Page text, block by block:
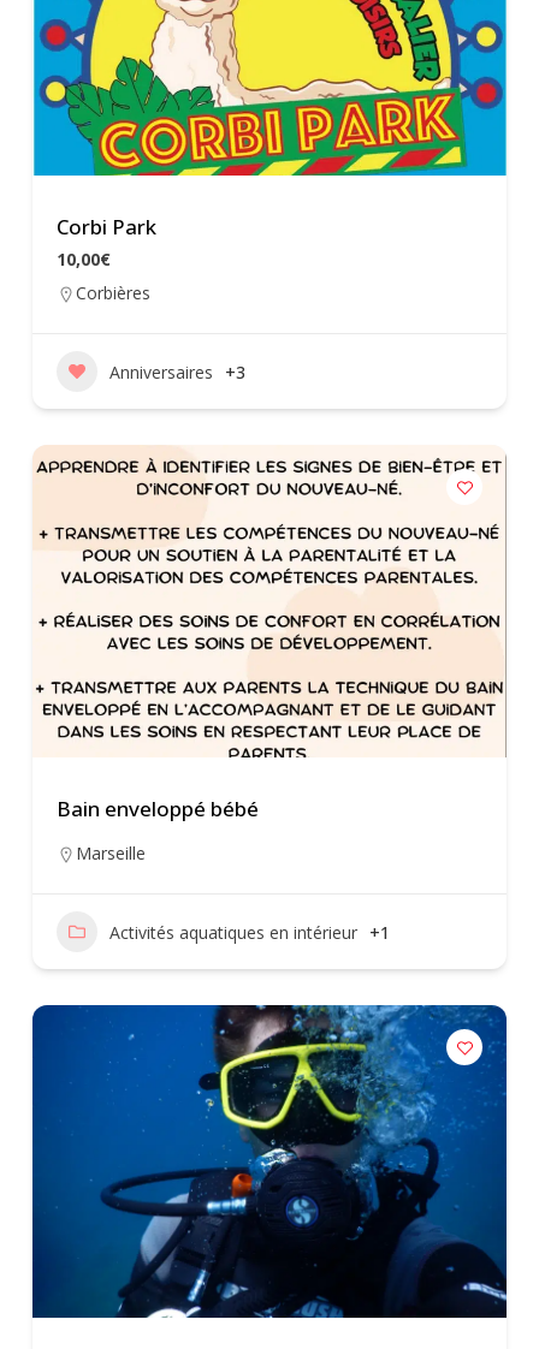
Corbi Park
10,00€
Corbières
Anniversaires +3
Bain enveloppé bébé
Marseille
Activités aquatiques en intérieur +1